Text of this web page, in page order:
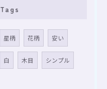
Tags
星柄 花柄 安い
白 木目 シンプル